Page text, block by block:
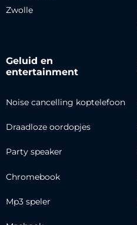
Zwolle
Geluid en
entertainment
Noise cancelling koptelefoon
Draadloze oordopjes
Party speaker
Chromebook
Mp3 speler